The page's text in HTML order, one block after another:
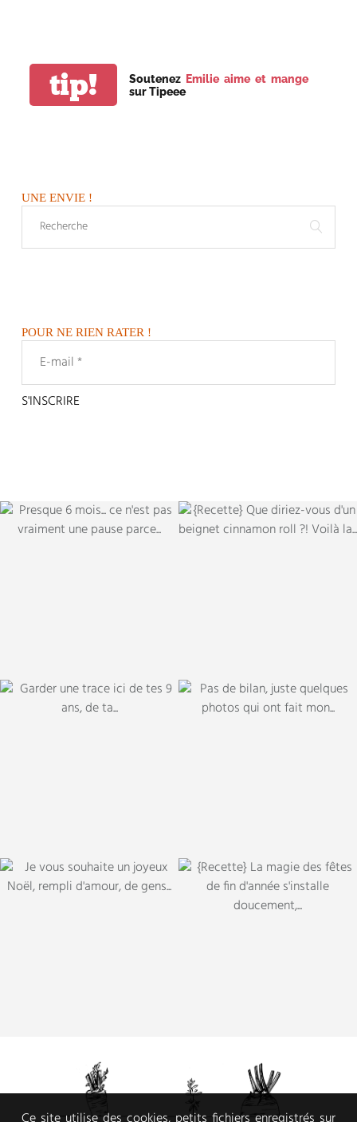
tip! Soutenez Emilie aime et mange
sur Tipeee
UNE ENVIE !
POUR NE RIEN RATER !